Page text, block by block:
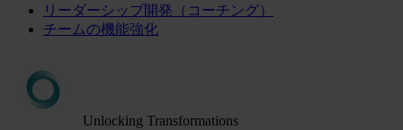
リーダーシップ開発（コーチング）
チームの機能強化
Unlocking Transformations